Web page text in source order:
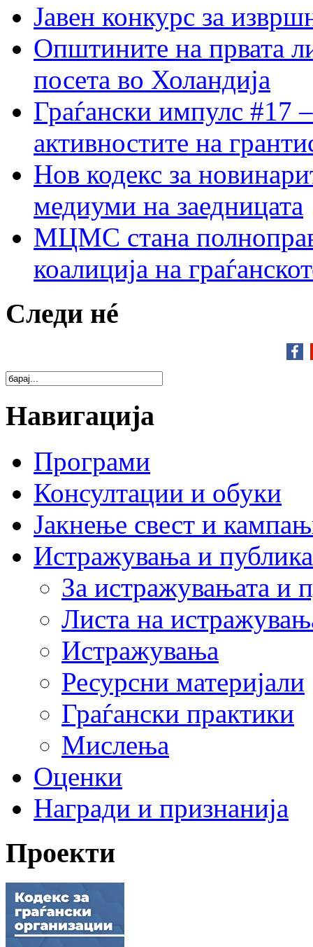
Јавен конкурс за
Општините на првата
посета во Холандија
Граѓански импулс #17
активностите на
Нов кодекс за
медиуми на заедницата
МЦМС стана
коалиција на
Следи нé
Навигација
Програми
Консултации и обуки
Јакнење свест и
Истражувања и
За истражувањата и
Листа на
Истражувања
Ресурсни материјали
Граѓански практики
Мислења
Оценки
Награди и признанија
Проекти